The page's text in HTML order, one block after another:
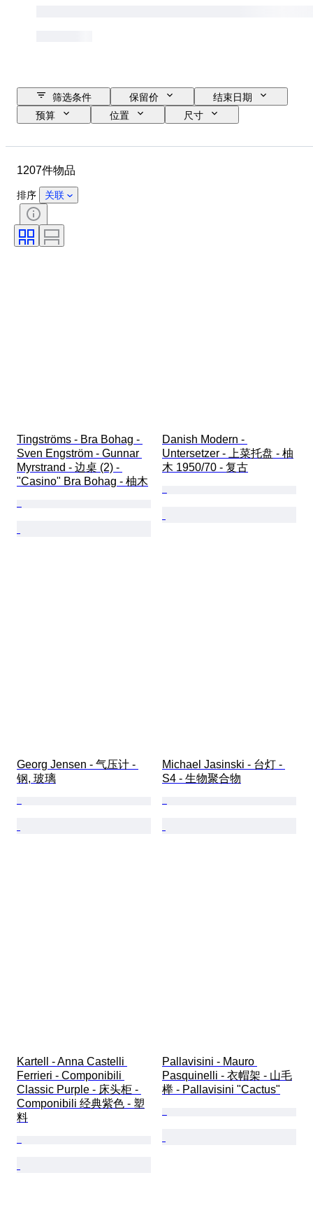
筛选条件 保留价
结束日期
预算
位置
尺寸
状态
课题
版
出售者
报时
1207件物品
排序 关联
Tingströms - Bra Bohag -
Sven Engström - Gunnar
Myrstrand - 边桌 (2) -
"Casino" Bra Bohag - 柚木
Danish Modern -
Untersetzer - 上菜托盘 - 柚
木 1950/70 - 复古
Georg Jensen - 气压计 -
钢, 玻璃
Michael Jasinski - 台灯 -
S4 - 生物聚合物
Kartell - Anna Castelli
Ferrieri - Componibili
Classic Purple - 床头柜 -
Componibili 经典紫色 - 塑
料
Pallavisini - Mauro
Pasquinelli - 衣帽架 - 山毛
榉 - Pallavisini "Cactus"